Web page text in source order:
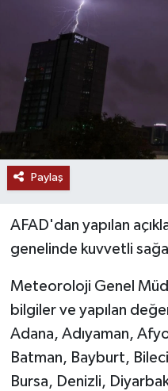
Paylaş
AFAD'dan yapılan
genelinde kuvvetli
Meteoroloji Genel
bilgiler ve yapılan
Adana, Adıyaman,
Batman, Bayburt,
Bursa, Denizli,
RESMİ İLANLAR